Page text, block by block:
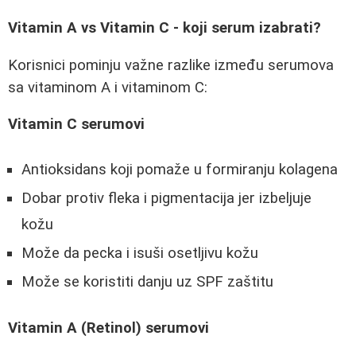
Vitamin A vs Vitamin C - koji serum izabrati?
Korisnici pominju važne razlike između serumova
sa vitaminom A i vitaminom C:
Vitamin C serumovi
Antioksidans koji pomaže u formiranju kolagena
Dobar protiv fleka i pigmentacija jer izbeljuje
kožu
Može da pecka i isuši osetljivu kožu
Može se koristiti danju uz SPF zaštitu
Vitamin A (Retinol) serumovi